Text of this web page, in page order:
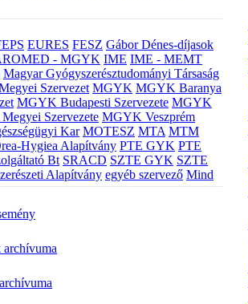
EURES FESZ Gábor Dénes-díjasok
- MGYK IME IME - MEMT
Magyar Gyógyszerésztudományi Társaság
Szervezet MGYK MGYK Baranya
MGYK Budapesti Szervezete MGYK
Szervezete MGYK Veszprém
Kar MOTESZ MTA MTM
Hygiea Alapítvány PTE GYK PTE
Bt SRACD SZTE GYK SZTE
Alapítvány egyéb szervező Mind
archívuma